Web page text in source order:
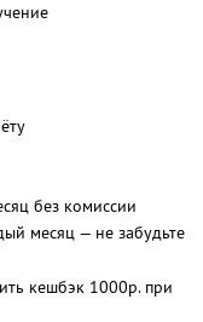
без комиссии
месяц — не забудьте
кешбэк 1000р. при